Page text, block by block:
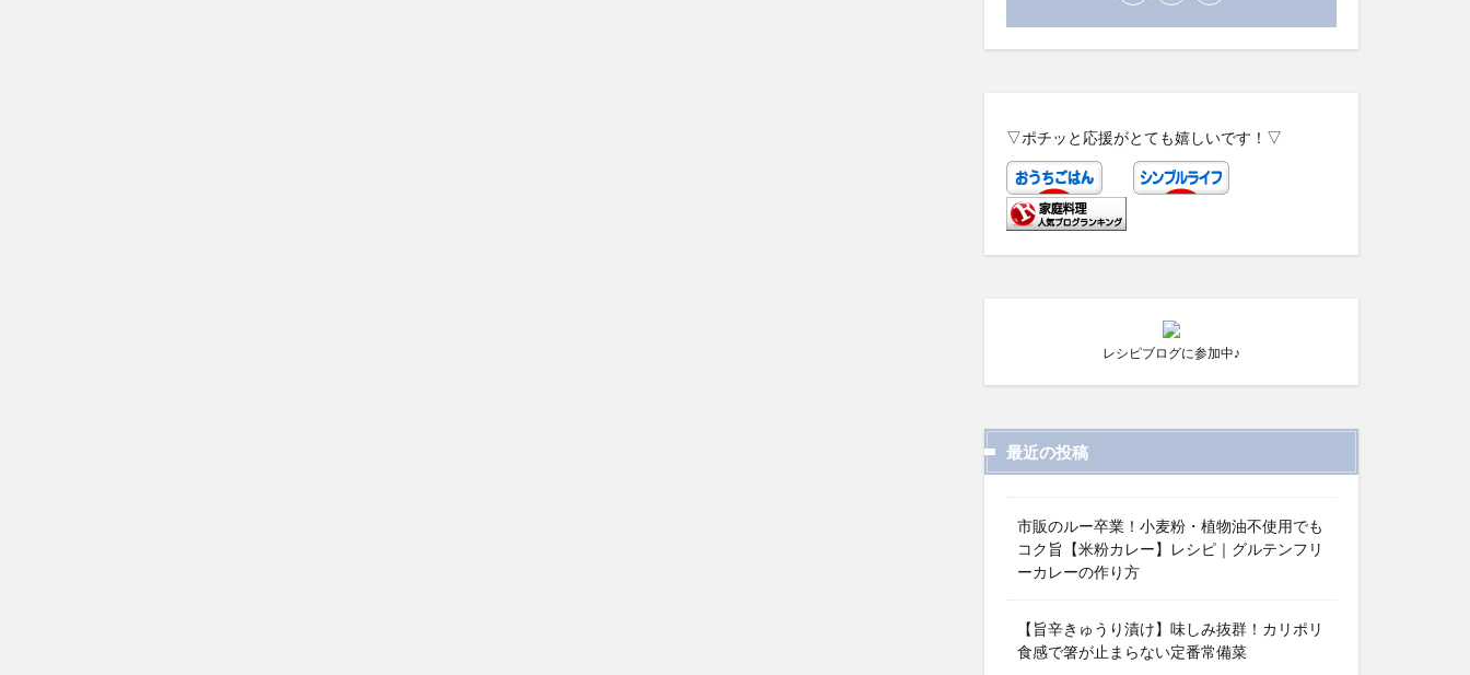
▽ポチッと応援がとても嬉しいです！▽
レシピブログに参加中♪
最近の投稿
市販のルー卒業！小麦粉・植物油不使用でも
コク旨【米粉カレー】レシピ｜グルテンフリ
ーカレーの作り方
【旨辛きゅうり漬け】味しみ抜群！カリポリ
食感で箸が止まらない定番常備菜